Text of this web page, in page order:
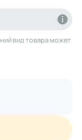
вид товара может